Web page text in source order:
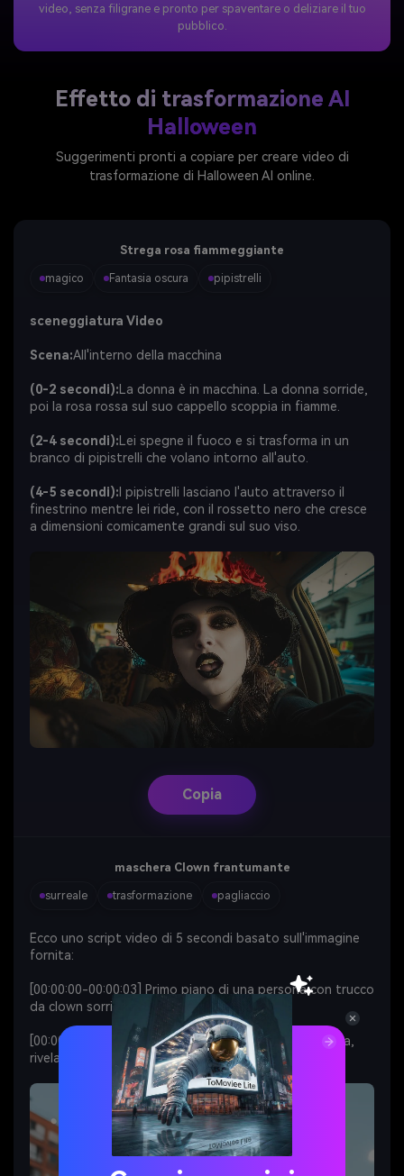
video, senza filigrane e pronto per spaventare o deliziare il tuo
pubblico.
Effetto di trasformazione AI
Halloween
Suggerimenti pronti a copiare per creare video di
trasformazione di Halloween AI online.
Strega rosa fiammeggiante
magico Fantasia oscura pipistrelli
sceneggiatura Video
Scena:All'interno della macchina
(0-2 secondi): La donna è in macchina. La donna sorride,
poi la rosa rossa sul suo cappello scoppia in fiamme.
(2-4 secondi): Lei spegne il fuoco e si trasforma in un
branco di pipistrelli che volano intorno all'auto.
(4-5 secondi): I pipistrelli lasciano l'auto attraverso il
finestrino mentre lei ride, con il rossetto nero che cresce
a dimensioni comicamente grandi sul suo viso.
Copia
maschera Clown frantumante
surreale trasformazione pagliaccio
Ecco uno script video di 5 secondi basato sull'immagine
fornita:
[00:00:00-00:00:03] Primo piano di una persona con trucco
da clown sorridente.
[00:00:03-00:00:05] La vernice si spezza e cade a terra,
rivelando sotto un volto sorpreso e normale.